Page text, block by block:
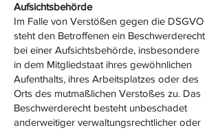
Aufsichts­behörde
Im Falle von Verstößen gegen die DSGVO
steht den Betroffenen ein Beschwerderecht
bei einer Aufsichtsbehörde, insbesondere
in dem Mitgliedstaat ihres gewöhnlichen
Aufenthalts, ihres Arbeitsplatzes oder des
Orts des mutmaßlichen Verstoßes zu. Das
Beschwerderecht besteht unbeschadet
anderweitiger verwaltungsrechtlicher oder